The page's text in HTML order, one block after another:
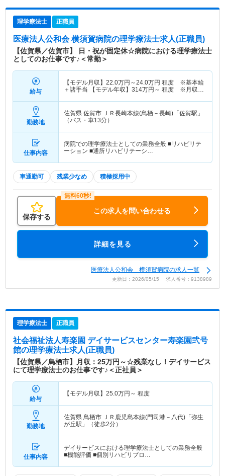
理学療法士 正職員
医療法人公和会 横須賀病院の理学療法士求人(正職員)
【佐賀県／佐賀市】 日・祝が固定休☆病院における理学療法士
としてのお仕事です♪＜常勤＞
給与
【モデル月収】 22.0万円～24.0万円 程度 ※基本給
＋諸手当 【モデル年収】 314万円～ 程度 ※月収
勤務地
佐賀県 佐賀市 ＪＲ長崎本線(鳥栖－長崎)「佐賀駅」
（バス・車13分）
仕事内容
病院での理学療法士としての業務全般 ■リハビリテ
ーション ■通所リハビリテーシ…
車通勤可 残業少なめ 積極採用中
保存する
この求人を問い合わせる
詳細を見る
医療法人公和会 横須賀病院の求人一覧
更新日：2026/05/15 求人番号：9138989
理学療法士 正職員
社会福祉法人寿楽園 デイサービスセンター寿楽園弐号
館の理学療法士求人(正職員)
【佐賀県／鳥栖市】月収：25万円～☆残業なし！デイサービス
にて理学療法士のお仕事です♪＜正社員＞
給与
【モデル月収】 25.0万円～ 程度
勤務地
佐賀県 鳥栖市 ＪＲ鹿児島本線(門司港－八代)「弥生
が丘駅」（徒歩2分）
仕事内容
デイサービスにおける理学療法士としての業務全般
■機能評価 ■個別リハビリプロ…